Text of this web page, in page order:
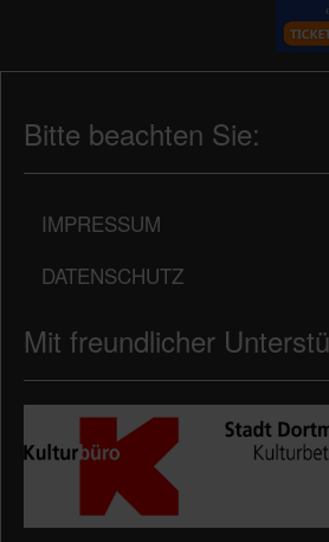
Bitte beachten Sie:
IMPRESSUM
DATENSCHUTZ
Mit freundlicher